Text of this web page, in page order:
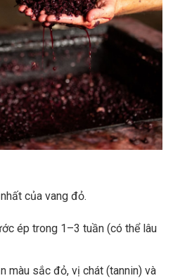
của vang đỏ.
ép trong 1–3 tuần (có thể lâu
màu sắc đỏ, vị chát (tannin) và